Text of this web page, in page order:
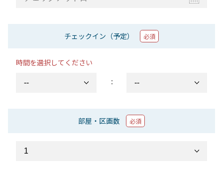
チェックイン（予定） 必須
時間を選択してください
：
部屋・区画数 必須